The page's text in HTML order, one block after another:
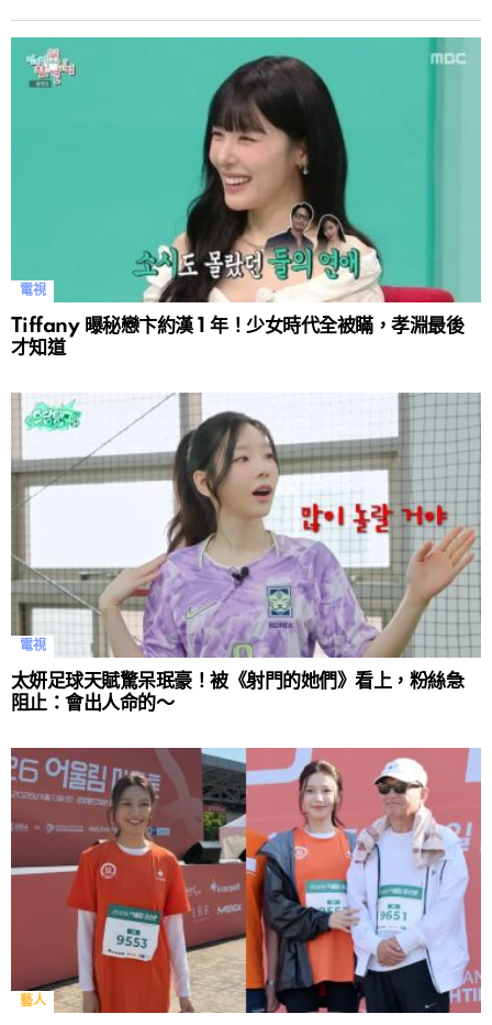
電視
Tiffany 曝秘戀卞約漢 1 年！少女時代全被瞞，孝淵最後
才知道
電視
太妍足球天賦驚呆珉豪！被《射門的她們》看上，粉絲急
阻止：會出人命的～
藝人